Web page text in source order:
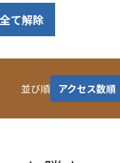
全て解除
並び順 アクセス数順